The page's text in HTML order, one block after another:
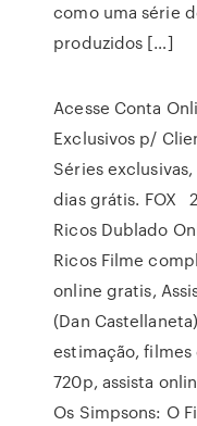
como uma série
produzidos […]
Acesse Conta
Exclusivos p/
Séries
dias grátis. FOX
Ricos Dublado
Ricos Filme
online gratis,
(Dan
estimação,
720p, assista
Os Simpsons: O